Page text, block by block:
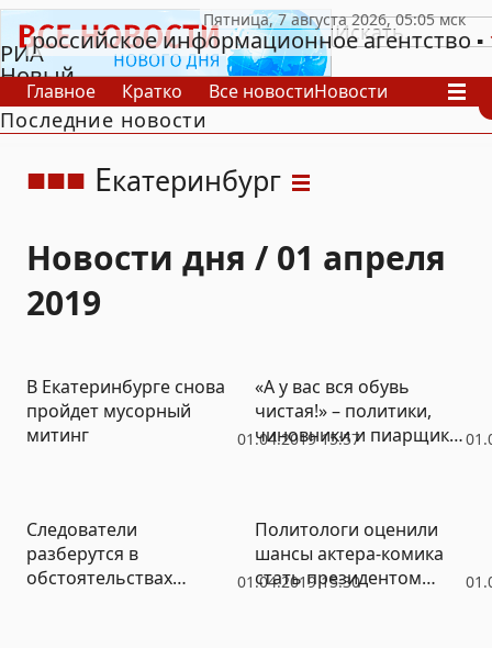
РИА
Новый
День
российское информационное агентство
Главное Кратко Все новостиНовости
В России
В мире
Последние новости
Екатеринбург
Новости дня / 01 апреля
2019
01.04.2019 15:57
В Екатеринбурге снова
пройдет мусорный
митинг
«А у вас вся обувь
чистая!» – политики,
чиновники и пиарщики
01.04.2019 15:30
Следователи
разберутся в
обстоятельствах
Политологи оценили
шансы актера-комика
стать президентом